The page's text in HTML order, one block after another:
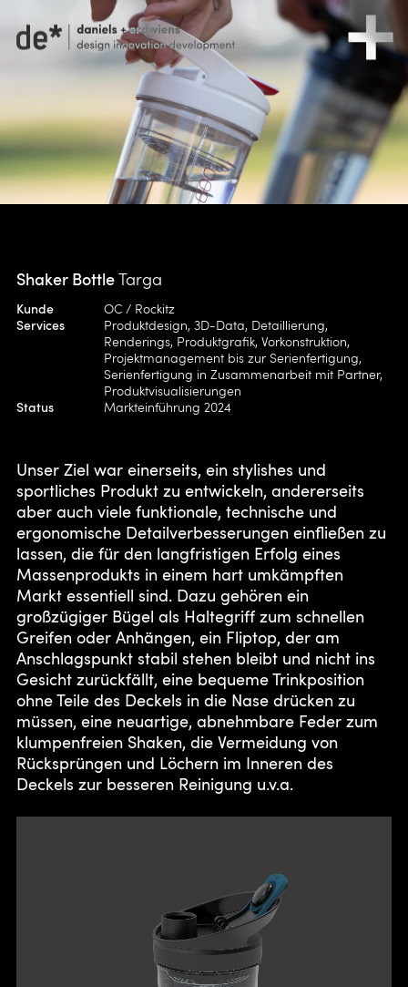
Shaker BottleTarga
Kunde
OC / Rockitz
Services
Produktdesign, 3D-Data, Detaillierung,
Renderings, Produktgrafik, Vorkonstruktion,
Projektmanagement bis zur Serienfertigung,
Serienfertigung in Zusammenarbeit mit Partner,
Produktvisualisierungen
Status
Markteinführung 2024
Unser Ziel war einerseits, ein stylishes und
sportliches Produkt zu entwickeln, andererseits
aber auch viele funktionale, technische und
ergonomische Detailverbesserungen einfließen zu
lassen, die für den langfristigen Erfolg eines
Massenprodukts in einem hart umkämpften
Markt essentiell sind. Dazu gehören ein
großzügiger Bügel als Haltegriff zum schnellen
Greifen oder Anhängen, ein Fliptop, der am
Anschlagspunkt stabil stehen bleibt und nicht ins
Gesicht zurückfällt, eine bequeme Trinkposition
ohne Teile des Deckels in die Nase drücken zu
müssen, eine neuartige, abnehmbare Feder zum
klumpenfreien Shaken, die Vermeidung von
Rücksprüngen und Löchern im Inneren des
Deckels zur besseren Reinigung u.v.a.